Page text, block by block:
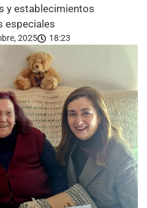
y establecimientos
especiales
2025 18:23